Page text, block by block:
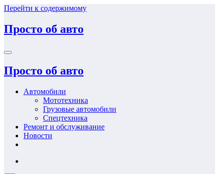
Перейти к содержимому
Просто об авто
Просто об авто
Автомобили
Мототехника
Грузовые автомобили
Спецтехника
Ремонт и обслуживание
Новости